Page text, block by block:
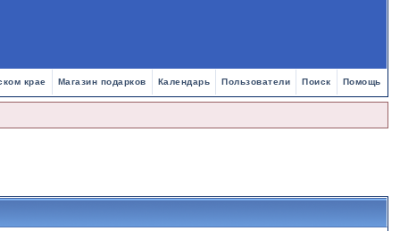
Помощь
Поиск
Пользователи
Календарь
Магазин подарков
крае